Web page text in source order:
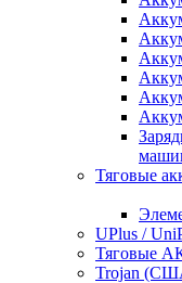
Тяговые
UPlus /
Тяговые
Trojan